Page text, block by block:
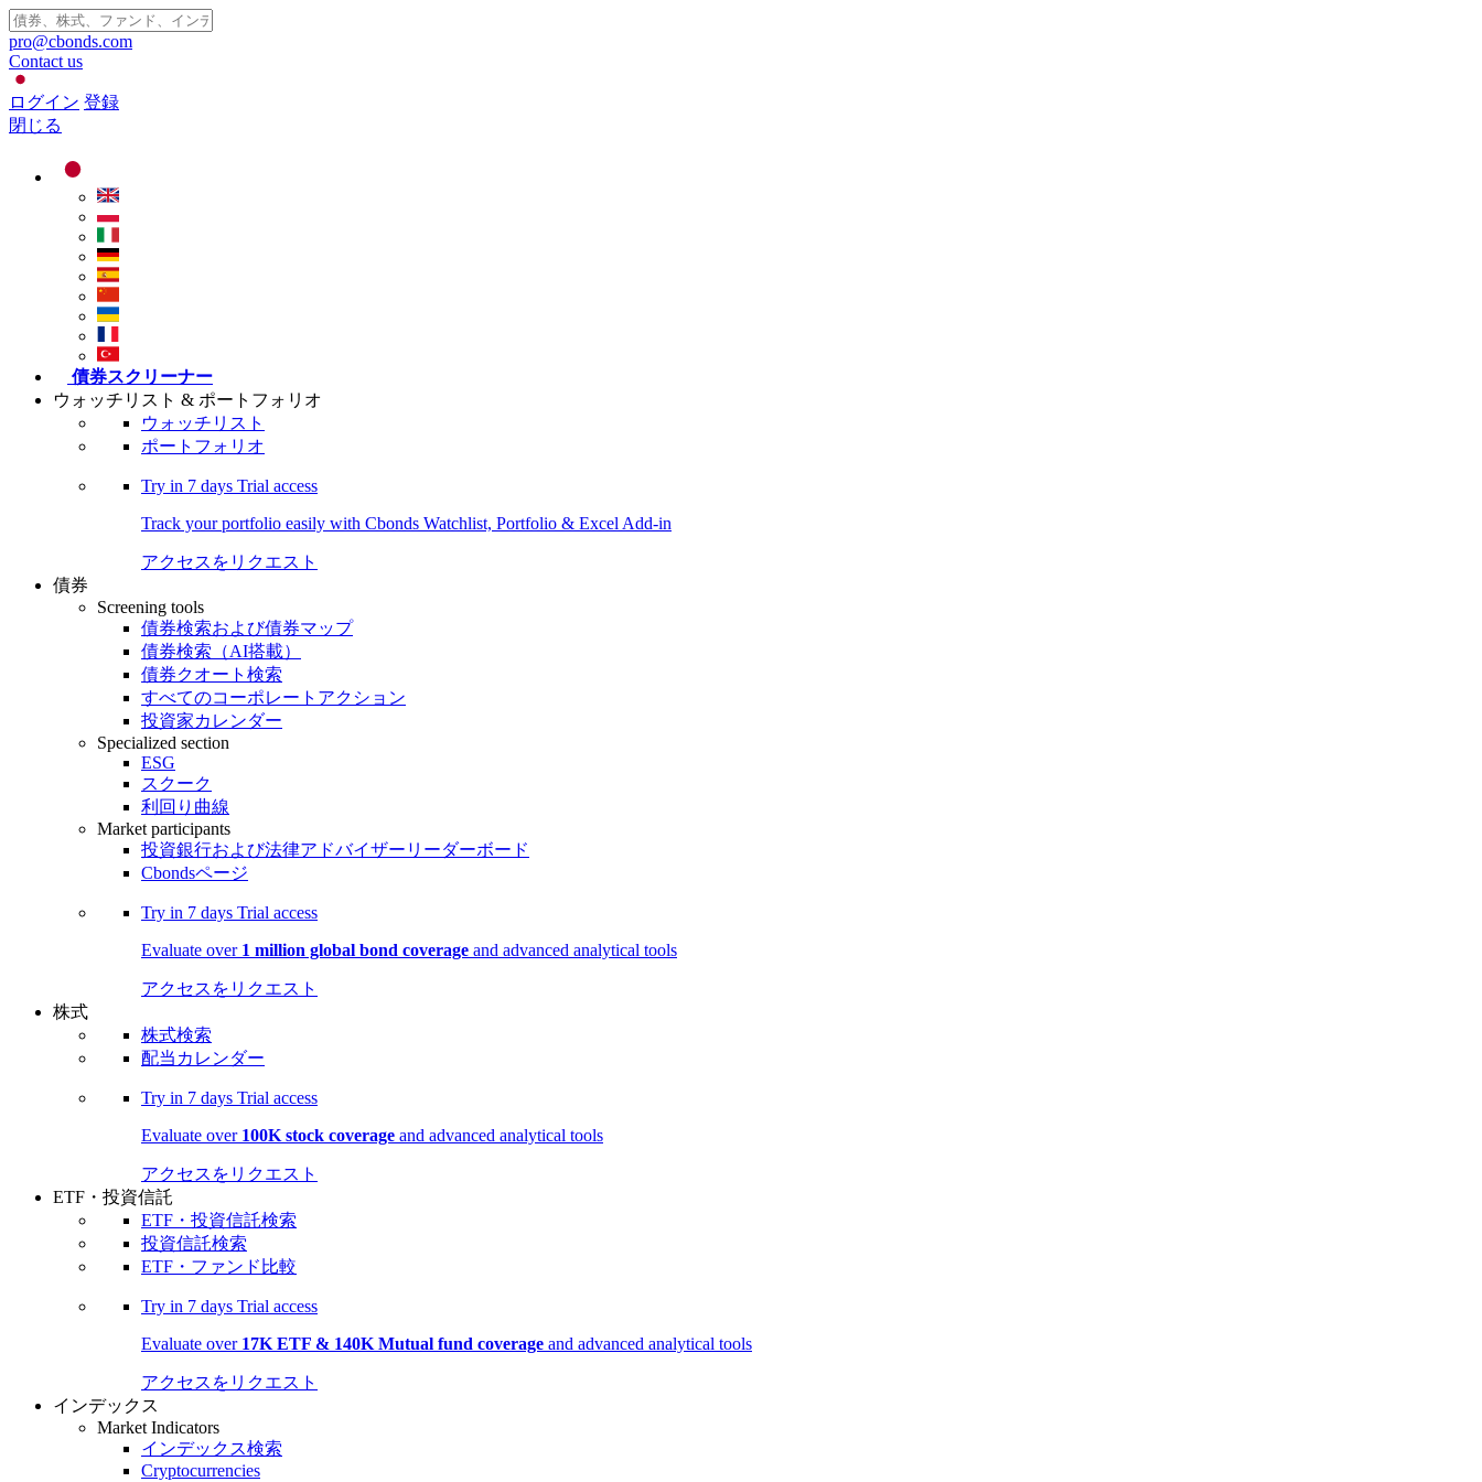
pro@cbonds.com
Contact us
ログイン 登録
閉じる
債券スクリーナー
ウォッチリスト & ポートフォリオ
ウォッチリスト
ポートフォリオ
Try in 7 days Trial access
Track your portfolio easily with Cbonds Watchlist, Portfolio & Excel Add-in
アクセスをリクエスト
債券
Screening tools
債券検索および債券マップ
債券検索（AI搭載）
債券クオート検索
すべてのコーポレートアクション
投資家カレンダー
Specialized section
ESG
スクーク
利回り曲線
Market participants
投資銀行および法律アドバイザーリーダーボード
Cbondsページ
Try in 7 days Trial access
Evaluate over 1 million global bond coverage and advanced analytical tools
アクセスをリクエスト
株式
株式検索
配当カレンダー
Try in 7 days Trial access
Evaluate over 100K stock coverage and advanced analytical tools
アクセスをリクエスト
ETF・投資信託
ETF・投資信託検索
投資信託検索
ETF・ファンド比較
Try in 7 days Trial access
Evaluate over 17K ETF & 140K Mutual fund coverage and advanced analytical tools
アクセスをリクエスト
インデックス
Market Indicators
インデックス検索
Cryptocurrencies